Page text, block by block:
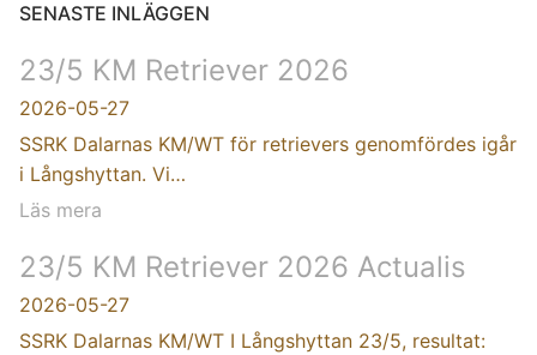
SENASTE INLÄGGEN
23/5 KM Retriever 2026
2026-05-27
SSRK Dalarnas KM/WT för retrievers genomfördes igår
i Långshyttan. Vi…
Läs mera
23/5 KM Retriever 2026 Actualis
2026-05-27
SSRK Dalarnas KM/WT I Långshyttan 23/5, resultat: